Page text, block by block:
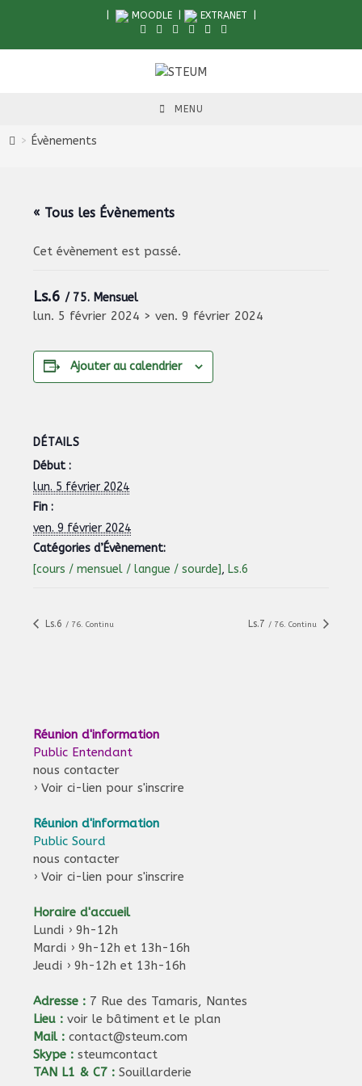
MOODLE| EXTRANET
MENU
> Évènements
« Tous les Évènements
Cet évènement est passé.
Ls.6 / 75. Mensuel
lun. 5 février 2024 >ven. 9 février 2024
Ajouter au calendrier
DÉTAILS
Début :
lun. 5 février 2024
Fin :
ven. 9 février 2024
Catégories d’Évènement:
[cours / mensuel / langue / sourde], Ls.6
Ls.6/ 76. Continu Ls.7 / 76. Continu
Réunion d'information
Public Entendant
nous contacter
›Voir ci-lien pour s'inscrire
Réunion d'information
Public Sourd
nous contacter
›Voir ci-lien pour s'inscrire
Horaire d'accueil
Lundi › 9h-12h
Mardi › 9h-12h et 13h-16h
Jeudi › 9h-12h et 13h-16h
Adresse : 7 Rue des Tamaris, Nantes
Lieu : voir le bâtiment et le plan
Mail : contact@steum.com
Skype : steumcontact
TAN L1 & C7 : Souillarderie